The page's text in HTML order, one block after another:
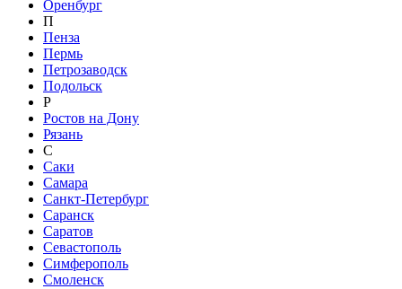
Оренбург
П
Пенза
Пермь
Петрозаводск
Подольск
Р
Ростов на Дону
Рязань
С
Саки
Самара
Санкт-Петербург
Саранск
Саратов
Севастополь
Симферополь
Смоленск